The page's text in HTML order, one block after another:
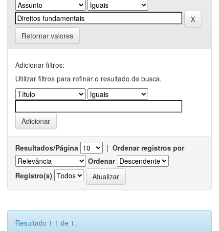
Retornar valores
Adicionar filtros:
Utilizar filtros para refinar o resultado de busca.
Resultados/Página | Ordenar registros por
Ordenar
Registro(s)
Resultado 1-1 de 1.